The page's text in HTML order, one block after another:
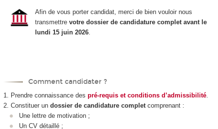
Afin de vous porter candidat, merci de bien vouloir nous
transmettre votre dossier de candidature complet avant le
lundi 15 juin 2026.
Comment candidater ?
1. Prendre connaissance des pré-requis et conditions d’admissibilité.
2. Constituer un dossier de candidature completcomprenant :
Une lettre de motivation ;
Un CV détaillé ;